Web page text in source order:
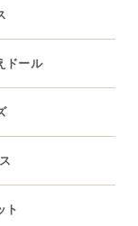
ドール
ト